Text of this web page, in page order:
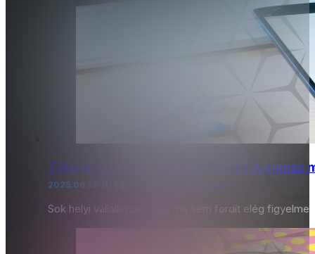
Több értékelés = jobb helyezés? A válasz
2025.06.13. /// Bálint Dóka /// Vendégcikk
Sok helyi vállalkozás még ma sem fordít elég